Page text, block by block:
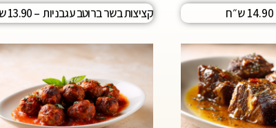
קציצות בשר ברוטב עגבניות – 13.90 ש״ח